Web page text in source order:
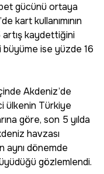
gücünü ortaya
kart kullanımının
artış kaydettiğini
büyüme ise yüzde 16
Akdeniz’de
ülkenin Türkiye
göre, son 5 yılda
havzası
aynı dönemde
gözlemlendi.